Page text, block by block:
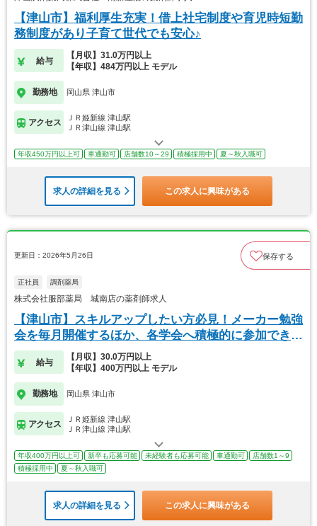
【津山市】福利厚生充実！借上社宅制度や育児時短勤
務制度があり子育て世代でも安心♪
給与
【月収】31.0万円以上
【年収】484万円以上 モデル
勤務地 岡山県 津山市
アクセス
ＪＲ姫新線 津山駅
ＪＲ津山線 津山駅
年収450万円以上可 車通勤可 店舗数10～29 積極採用中 夏～秋入職可
求人の詳細を見る この求人に興味がある
更新日：2026年5月26日 保存する
正社員 調剤薬局
株式会社服部薬局 城南店の薬剤師求人
【津山市】スキルアップしたい方必見！メーカー勉強
会を毎月開催するほか、各学会へ積極的に参加できま
す！
給与
【月収】30.0万円以上
【年収】400万円以上 モデル
勤務地 岡山県 津山市
アクセス
ＪＲ姫新線 津山駅
ＪＲ津山線 津山駅
年収400万円以上可 新卒も応募可能 未経験者も応募可能 車通勤可
店舗数1～9
積極採用中
夏～秋入職可
求人の詳細を見る この求人に興味がある